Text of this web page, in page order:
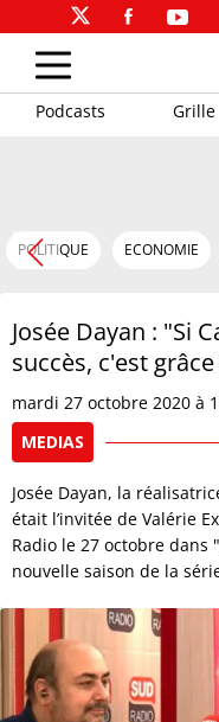
Podcasts Grille
POLITIQUE ECONOMIE
Josée Dayan : "Si
succès, c'est
mardi 27 octobre 2020 à
MEDIAS
Josée Dayan, la
était l’invitée de Valérie
Radio le 27 octobre dans
nouvelle saison de la